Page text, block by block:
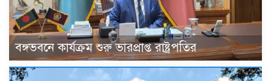
বঙ্গভবনে কার্যক্রম শুরু ভারপ্রাপ্ত রাষ্ট্রপতির